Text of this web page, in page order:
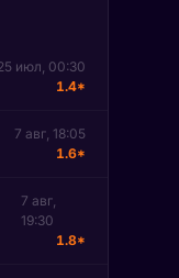
июл, 00:30
1.4*
7 авг, 18:05
1.6*
7 авг,
19:30
1.8*